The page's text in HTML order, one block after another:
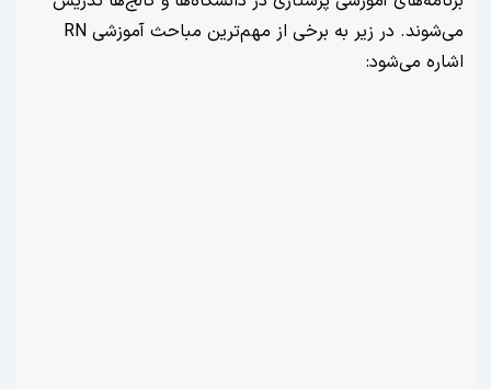
می‌شوند. در زیر به برخی از مهم‌ترین مباحث آموزشی RN
می‌شود: